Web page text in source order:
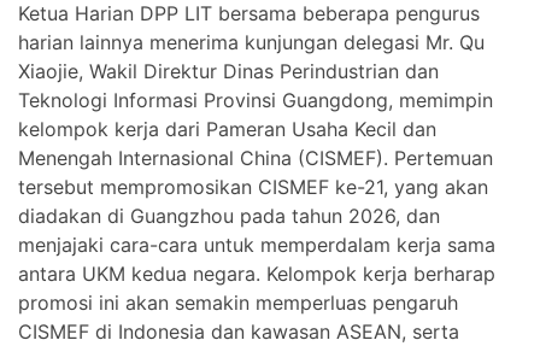
Ketua Harian DPP LIT bersama beberapa pengurus
harian lainnya menerima kunjungan delegasi Mr. Qu
Xiaojie, Wakil Direktur Dinas Perindustrian dan
Teknologi Informasi Provinsi Guangdong, memimpin
kelompok kerja dari Pameran Usaha Kecil dan
Menengah Internasional China (CISMEF). Pertemuan
tersebut mempromosikan CISMEF ke-21, yang akan
diadakan di Guangzhou pada tahun 2026, dan
menjajaki cara-cara untuk memperdalam kerja sama
antara UKM kedua negara. Kelompok kerja berharap
promosi ini akan semakin memperluas pengaruh
CISMEF di Indonesia dan kawasan ASEAN, serta